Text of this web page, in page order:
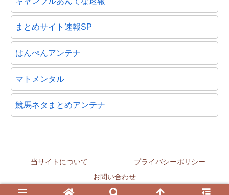
まとめサイト速報SP
はんぺんアンテナ
マトメンタル
競馬ネタまとめアンテナ
当サイトについて
プライバシーポリシー
お問い合わせ